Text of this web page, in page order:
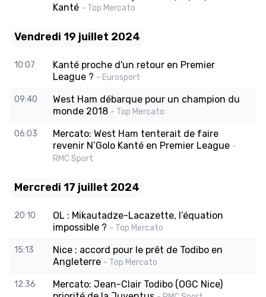
Kanté - Top Mercato
Vendredi 19 juillet 2024
10:07
Kanté proche d'un retour en Premier
League ? - Eurosport
09:40
West Ham débarque pour un champion du
monde 2018 - Top Mercato
06:03
Mercato: West Ham tenterait de faire
revenir N’Golo Kanté en Premier League -
RMC Sport
Mercredi 17 juillet 2024
20:10
OL : Mikautadze-Lacazette, l’équation
impossible ? - Top Mercato
15:13
Nice : accord pour le prêt de Todibo en
Angleterre - Top Mercato
12:36
Mercato: Jean-Clair Todibo (OGC Nice)